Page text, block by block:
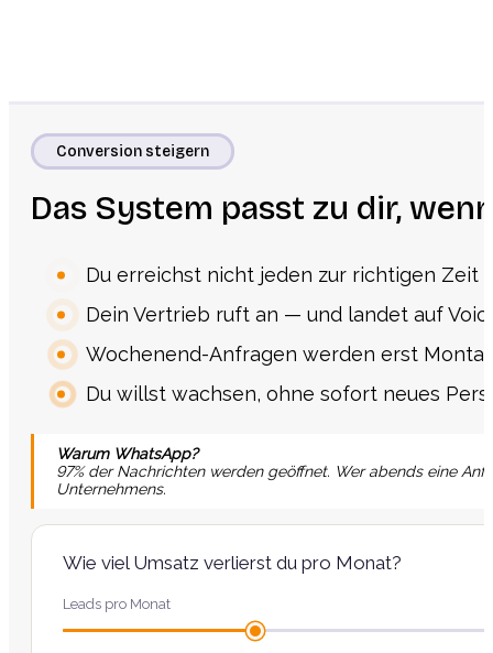
Conversion steigern
Das System passt zu dir,
Du erreichst nicht jeden zur richtigen Zeit
Dein Vertrieb ruft an — und landet auf
Wochenend-Anfragen werden erst
Du willst wachsen, ohne sofort neues
Warum WhatsApp?
97% der Nachrichten werden geöffnet. Wer abends eine
Unternehmens.
Wie viel Umsatz verlierst du pro Monat?
Leads pro Monat